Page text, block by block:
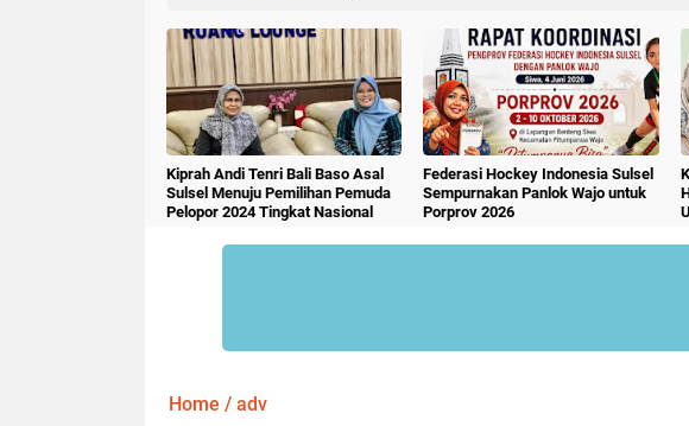
Kiprah Andi Tenri Bali Baso Asal
Sulsel Menuju Pemilihan Pemuda
Pelopor 2024 Tingkat Nasional
Federasi Hockey Indonesia Sulsel
Sempurnakan Panlok Wajo untuk
Porprov 2026
Home / adv